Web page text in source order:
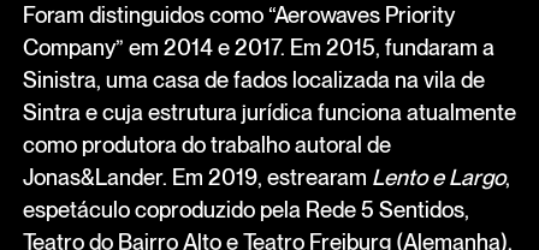
Foram distinguidos como “Aerowaves Priority
Company” em 2014 e 2017. Em 2015, fundaram a
Sinistra, uma casa de fados localizada na vila de
Sintra e cuja estrutura jurídica funciona atualmente
como produtora do trabalho autoral de
Jonas&Lander. Em 2019, estrearam Lento e Largo,
espetáculo coproduzido pela Rede 5 Sentidos,
Teatro do Bairro Alto e Teatro Freiburg (Alemanha),